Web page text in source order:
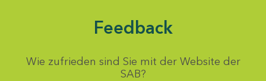
Feedback
Wie zufrieden sind Sie mit der Website der
SAB?